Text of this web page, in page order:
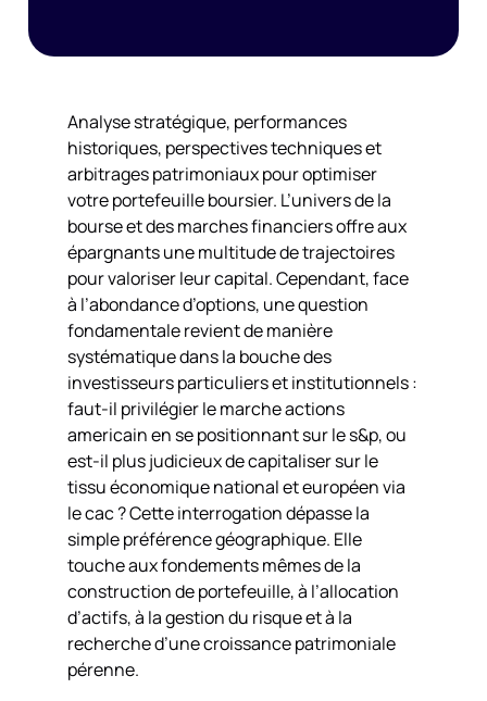
Analyse stratégique, performances
historiques, perspectives techniques et
arbitrages patrimoniaux pour optimiser
votre portefeuille boursier. L’univers de la
bourse et des marches financiers offre aux
épargnants une multitude de trajectoires
pour valoriser leur capital. Cependant, face
à l’abondance d’options, une question
fondamentale revient de manière
systématique dans la bouche des
investisseurs particuliers et institutionnels :
faut-il privilégier le marche actions
americain en se positionnant sur le s&p, ou
est-il plus judicieux de capitaliser sur le
tissu économique national et européen via
le cac ? Cette interrogation dépasse la
simple préférence géographique. Elle
touche aux fondements mêmes de la
construction de portefeuille, à l’allocation
d’actifs, à la gestion du risque et à la
recherche d’une croissance patrimoniale
pérenne.